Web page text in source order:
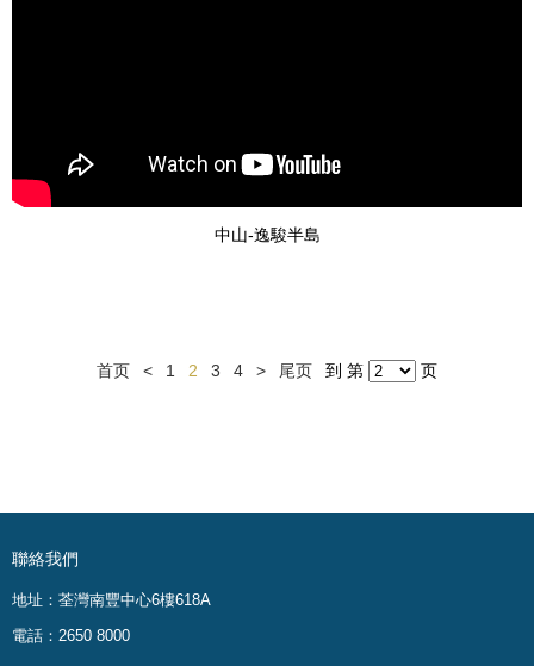
中山-逸駿半島
首页 < 1 2 3 4 > 尾页 到 第 页
聯絡我們
地址：荃灣南豐中心6樓618A
電話：2650 8000